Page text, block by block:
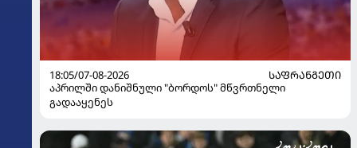
18:05/07-08-2026
ᲡᲐᲤᲠᲐᲜᲒᲔᲗᲘ
აპრილში დანიშნული "ბორდოს" მწვრთნელი
გადააყენეს